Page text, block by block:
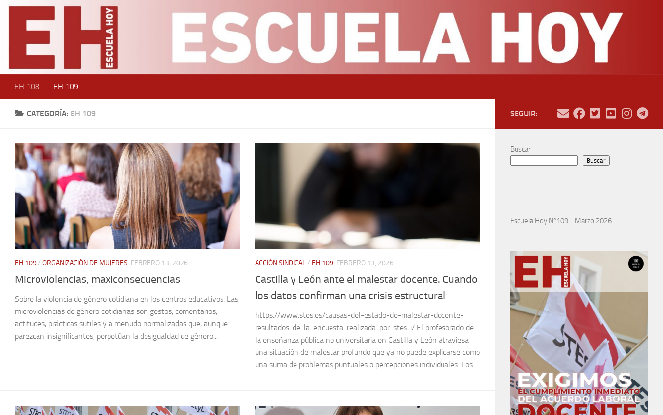
EH 108 EH 109
CATEGORÍA: EH 109
EH 109 / ORGANIZACIÓN DE MUJERES FEBRERO 13, 2026
Microviolencias, maxiconsecuencias
Sobre la violencia de género cotidiana en los centros educativos. Las
microviolencias de género cotidianas son gestos, comentarios,
actitudes, prácticas sutiles y a menudo normalizadas que, aunque
parezcan insignificantes, perpetúan la desigualdad de género...
ACCIÓN SINDICAL/ EH 109 FEBRERO 13, 2026
Castilla y León ante el malestar docente. Cuando
los datos confirman una crisis estructural
https://www.stes.es/causas-del-estado-de-malestar-docente-
resultados-de-la-encuesta-realizada-por-stes-i/ El profesorado de
la enseñanza pública no universitaria en Castilla y León atraviesa
una situación de malestar profundo que ya no puede explicarse como
una suma de problemas puntuales o percepciones individuales. Los...
SEGUIR:
Buscar
Buscar
Escuela Hoy Nº109 - Marzo 2026